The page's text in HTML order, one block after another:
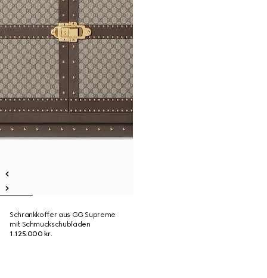
Schrankkoffer aus GG Supreme
mit Schmuckschubladen
1.125.000 kr.